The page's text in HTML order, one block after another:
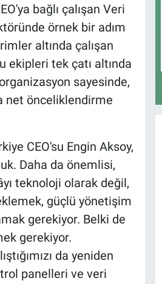
bağlı çalışan Veri
örnek bir adım
altında çalışan
ekipleri tek çatı altında
sayesinde,
net önceliklendirme
CEO'su Engin Aksoy,
Daha da önemlisi,
teknoloji olarak değil,
güçlü yönetişim
gerekiyor. Belki de
gerekiyor.
da yeniden
panelleri ve veri